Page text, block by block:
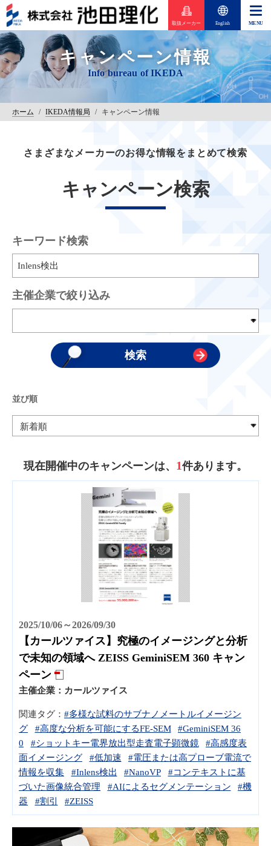
取扱メーカー English
キャンペーン情報
ホーム / IKEDA情報局 / キャンペーン情報
さまざまなメーカーのお得な情報をまとめて検索
キャンペーン検索
キーワード検索
主催企業で絞り込み
並び順
現在開催中のキャンペーンは、 1件あります。
2025/10/06～2026/09/30
【カールツァイス】究極のイメージングと分析
で未知の領域へ ZEISS GeminiSEM 360 キャン
ペーン
主催企業： カールツァイス
関連タグ： #多様な試料のサブナノメートルイメージン
グ
#高度な分析を可能にするFE-SEM
#GeminiSEM 36
0
#ショットキー電界放出型走査電子顕微鏡
#高感度表
面イメージング
#低加速
#電圧または高プローブ電流で
情報を収集
#Inlens検出 #NanoVP
#コンテキストに基
づいた画像統合管理
#AIによるセグメンテーション
#機
器
#割引 #ZEISS